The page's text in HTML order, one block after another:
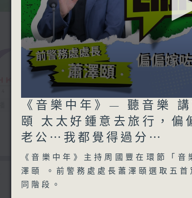
所有集數
音樂
您喜歡這個節目嗎?
主持人：周國豐
seconds
of
0
secondsVolume
90%
《音樂中年》— 聽音樂
頤 太太好鍾意去旅行，偏
老公⋯我都覺得過分⋯
《音樂中年》主持周國豐在環節「
澤頤 。前警務處處長蕭澤頤選取五
同階段。